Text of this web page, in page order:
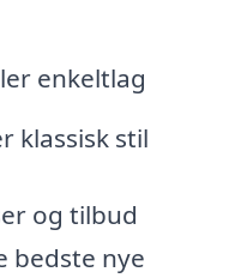
enkeltlag
klassisk stil
og tilbud
bedste nye